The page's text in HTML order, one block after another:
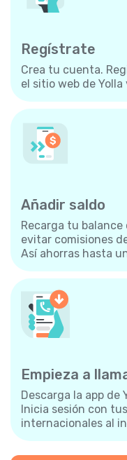
Regístrate
Crea tu cuenta.
el sitio web de
Añadir saldo
Recarga tu balance
evitar comisiones
Así ahorras hasta
Empieza a
Descarga la app de
Inicia sesión con
internacionales al